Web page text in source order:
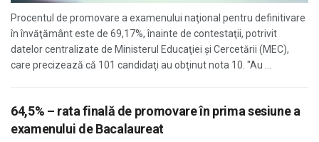
Procentul de promovare a examenului naţional pentru definitivare
în învăţământ este de 69,17%, înainte de contestaţii, potrivit
datelor centralizate de Ministerul Educaţiei şi Cercetării (MEC),
care precizează că 101 candidaţi au obţinut nota 10. "Au ...
64,5% – rata finală de promovare în prima sesiune a
examenului de Bacalaureat